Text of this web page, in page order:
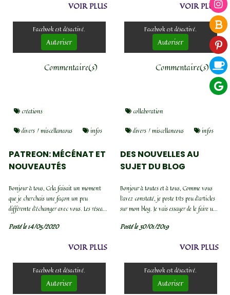
VOIR PLUS
Facebook est désactivé.
Autoriser
Commentaire(s)
VOIR PLUS
Facebook est désactivé.
Autoriser
Commentaire(s)
PATREON: MÉCÉNAT ET
NOUVEAUTÉS
Bonjour à tous, Cela faisait un moment
que je cherchais une façon un peu
différente d’échanger avec vous. Les réseaux
limité, surtout en...
Posté le 14/05/2020
VOIR PLUS
créations
divers / miscellaneous
infos
Facebook est désactivé.
Autoriser
DES NOUVELLES AU
SUJET DU BLOG
Bonjour à toutes et à tous, Comme vous
l'avez constaté, je poste très peu d'articles
sur mon blog. Je vais essayer de le faire un
projets demandant une technicité
Posté le 30/01/2019
VOIR PLUS
collaboration
divers / miscellaneous
infos
Facebook est désactivé.
Autoriser